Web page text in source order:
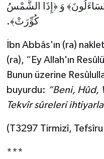
وَ ﴿إِذَا الشَّمْسُ
كُوِّرَتْ﴾.
İbn Abbâs'ın (ra)
(ra), “Ey Allah'ın
Bunun üzerine
buyurdu: “Beni, Hûd,
Tekvîr sûreleri
(T3297 Tirmizî,
***
Diyarbakır
Düzce Müftülüğü
Edirne Müftülüğü
Elazığ Müftülüğü
Erzincan
Erzurum
İhtida Haberleri
YAŞAM